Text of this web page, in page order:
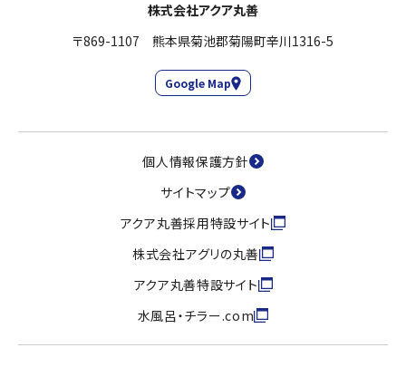
株式会社アクア丸善
〒869-1107 熊本県菊池郡菊陽町辛川1316-5
Google Map
個人情報保護方針
サイトマップ
アクア丸善採用特設サイト
株式会社アグリの丸善
アクア丸善特設サイト
水風呂・チラー.com